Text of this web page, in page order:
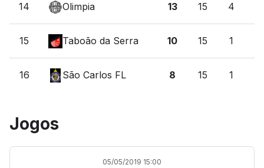
14 Olimpia 13 15 4
15 Taboão da Serra 10 15 1
16 São Carlos FL 8 15 1
Jogos
05/05/2019 15:00